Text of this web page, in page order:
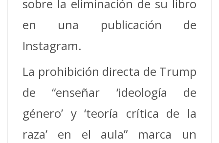
sobre la eliminación de su libro
en una publicación de
Instagram.
La prohibición directa de Trump
de “enseñar ‘ideología de
género’ y ‘teoría crítica de la
raza’ en el aula” marca un